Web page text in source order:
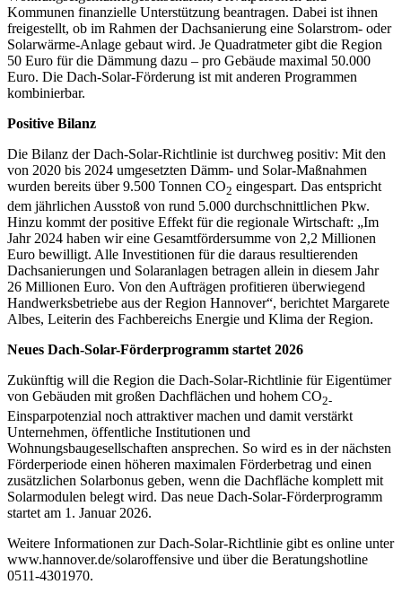
Kommunen finanzielle Unterstützung beantragen. Dabei ist ihnen
freigestellt, ob im Rahmen der Dachsanierung eine Solarstrom- oder
Solarwärme-Anlage gebaut wird. Je Quadratmeter gibt die Region
50 Euro für die Dämmung dazu – pro Gebäude maximal 50.000
Euro. Die Dach-Solar-Förderung ist mit anderen Programmen
kombinierbar.
Positive Bilanz
Die Bilanz der Dach-Solar-Richtlinie ist durchweg positiv: Mit den
von 2020 bis 2024 umgesetzten Dämm- und Solar-Maßnahmen
wurden bereits über 9.500 Tonnen CO2 eingespart. Das entspricht
dem jährlichen Ausstoß von rund 5.000 durchschnittlichen Pkw.
Hinzu kommt der positive Effekt für die regionale Wirtschaft: „Im
Jahr 2024 haben wir eine Gesamtfördersumme von 2,2 Millionen
Euro bewilligt. Alle Investitionen für die daraus resultierenden
Dachsanierungen und Solaranlagen betragen allein in diesem Jahr
26 Millionen Euro. Von den Aufträgen profitieren überwiegend
Handwerksbetriebe aus der Region Hannover“, berichtet Margarete
Albes, Leiterin des Fachbereichs Energie und Klima der Region.
Neues Dach-Solar-Förderprogramm startet 2026
Zukünftig will die Region die Dach-Solar-Richtlinie für Eigentümer
von Gebäuden mit großen Dachflächen und hohem CO2-
Einsparpotenzial noch attraktiver machen und damit verstärkt
Unternehmen, öffentliche Institutionen und
Wohnungsbaugesellschaften ansprechen. So wird es in der nächsten
Förderperiode einen höheren maximalen Förderbetrag und einen
zusätzlichen Solarbonus geben, wenn die Dachfläche komplett mit
Solarmodulen belegt wird. Das neue Dach-Solar-Förderprogramm
startet am 1. Januar 2026.
Weitere Informationen zur Dach-Solar-Richtlinie gibt es online unter
www.hannover.de/solaroffensive und über die Beratungshotline
0511-4301970.